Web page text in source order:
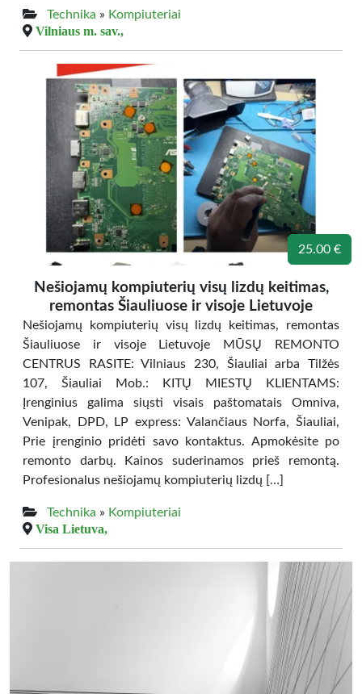
Technika » Kompiuteriai
Vilniaus m. sav.,
25.00 €
Nešiojamų kompiuterių visų lizdų keitimas,
remontas Šiauliuose ir visoje Lietuvoje
Nešiojamų kompiuterių visų lizdų keitimas, remontas
Šiauliuose ir visoje Lietuvoje MŪSŲ REMONTO
CENTRUS RASITE: Vilniaus 230, Šiauliai arba Tilžės
107, Šiauliai Mob.: KITŲ MIESTŲ KLIENTAMS:
Įrenginius galima siųsti visais paštomatais Omniva,
Venipak, DPD, LP express: Valančiaus Norfa, Šiauliai,
Prie įrenginio pridėti savo kontaktus. Apmokėsite po
remonto darbų. Kainos suderinamos prieš remontą.
Profesionalus nešiojamų kompiuterių lizdų […]
Technika » Kompiuteriai
Visa Lietuva,